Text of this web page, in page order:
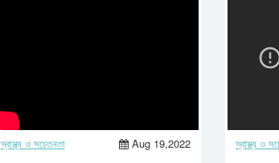
স্বাস্থ্য ও সচেতনতা Aug 19,2022 স্বাস্থ্য ও